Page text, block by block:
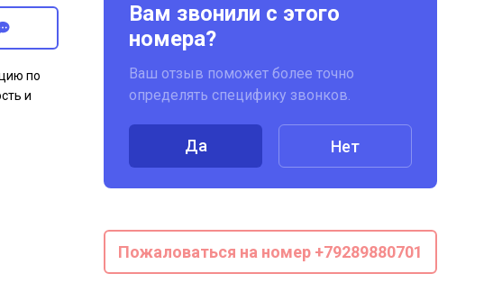
по
и
Вам звонили с этого
номера?
Ваш отзыв поможет более точно
определять специфику звонков.
Да Нет
Пожаловаться на номер +79289880701